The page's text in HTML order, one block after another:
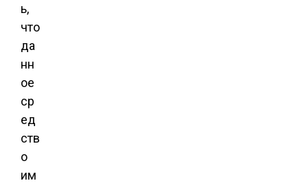
ь,
что
да
нн
ое
ср
ед
ств
о
им